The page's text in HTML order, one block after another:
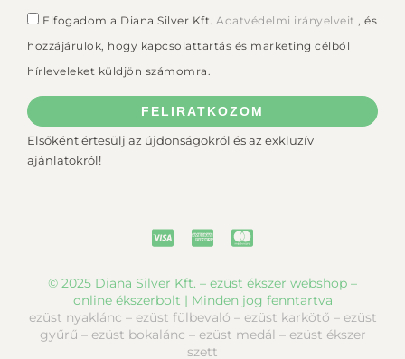
Elfogadom a Diana Silver Kft. Adatvédelmi irányelveit , és
hozzájárulok, hogy kapcsolattartás és marketing célból
hírleveleket küldjön számomra.
FELIRATKOZOM
Elsőként értesülj az újdonságokról és az exkluzív
ajánlatokról!
© 2025 Diana Silver Kft. – ezüst ékszer webshop –
online ékszerbolt | Minden jog fenntartva
ezüst nyaklánc – ezüst fülbevaló – ezüst karkötő – ezüst
gyűrű – ezüst bokalánc – ezüst medál – ezüst ékszer
szett